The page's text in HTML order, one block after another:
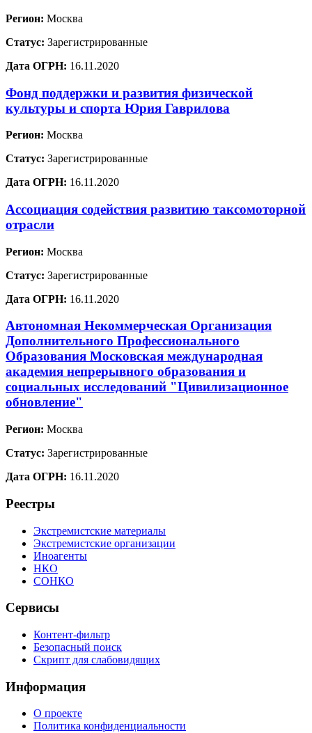
Регион: Москва
Статус: Зарегистрированные
Дата ОГРН: 16.11.2020
Фонд поддержки и развития физической
культуры и спорта Юрия Гаврилова
Регион: Москва
Статус: Зарегистрированные
Дата ОГРН: 16.11.2020
Ассоциация содействия развитию таксомоторной
отрасли
Регион: Москва
Статус: Зарегистрированные
Дата ОГРН: 16.11.2020
Автономная Некоммерческая Организация
Дополнительного Профессионального
Образования Московская международная
академия непрерывного образования и
социальных исследований "Цивилизационное
обновление"
Регион: Москва
Статус: Зарегистрированные
Дата ОГРН: 16.11.2020
Реестры
Экстремистские материалы
Экстремистские организации
Иноагенты
НКО
СОНКО
Сервисы
Контент-фильтр
Безопасный поиск
Скрипт для слабовидящих
Информация
О проекте
Политика конфиденциальности